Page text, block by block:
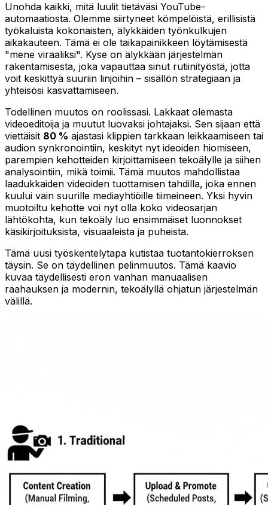
Unohda kaikki, mitä luulit tietäväsi YouTube-
automaatiosta. Olemme siirtyneet kömpelöistä, erillisistä
työkaluista kokonaisten, älykkäiden työnkulkujen
aikakauteen. Tämä ei ole taikapainikkeen löytämisestä
"mene viraaliksi". Kyse on älykkään järjestelmän
rakentamisesta, joka vapauttaa sinut rutiinityöstä, jotta
voit keskittyä suuriin linjoihin – sisällön strategiaan ja
yhteisösi kasvattamiseen.
Todellinen muutos on roolissasi. Lakkaat olemasta
videoeditoija ja muutut luovaksi johtajaksi. Sen sijaan että
viettäisit 80 % ajastasi klippien tarkkaan leikkaamiseen tai
audion synkronointiin, keskityt nyt ideoiden hiomiseen,
parempien kehotteiden kirjoittamiseen tekoälylle ja siihen
analysointiin, mikä toimii. Tämä muutos mahdollistaa
laadukkaiden videoiden tuottamisen tahdilla, joka ennen
kuului vain suurille mediayhtiöille tiimeineen. Yksi hyvin
muotoiltu kehotte voi nyt olla koko videosarjan
lähtökohta, kun tekoäly luo ensimmäiset luonnokset
käsikirjoituksista, visuaaleista ja puheista.
Tämä uusi työskentelytapa kutistaa tuotantokierroksen
täysin. Se on täydellinen pelinmuutos. Tämä kaavio
kuvaa täydellisesti eron vanhan manuaalisen
raahauksen ja modernin, tekoälyllä ohjatun järjestelmän
välillä.